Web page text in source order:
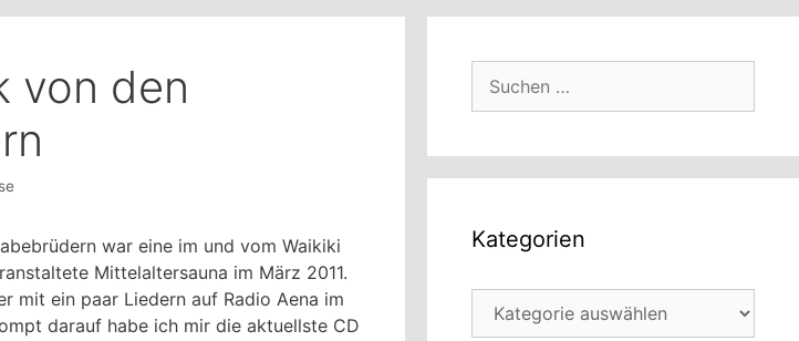
von den
war eine im und vom Waikiki
Mittelaltersauna im März 2011.
mit ein paar Liedern auf Radio Aena im
darauf habe ich mir die aktuellste CD
Kategorien
Kategorien